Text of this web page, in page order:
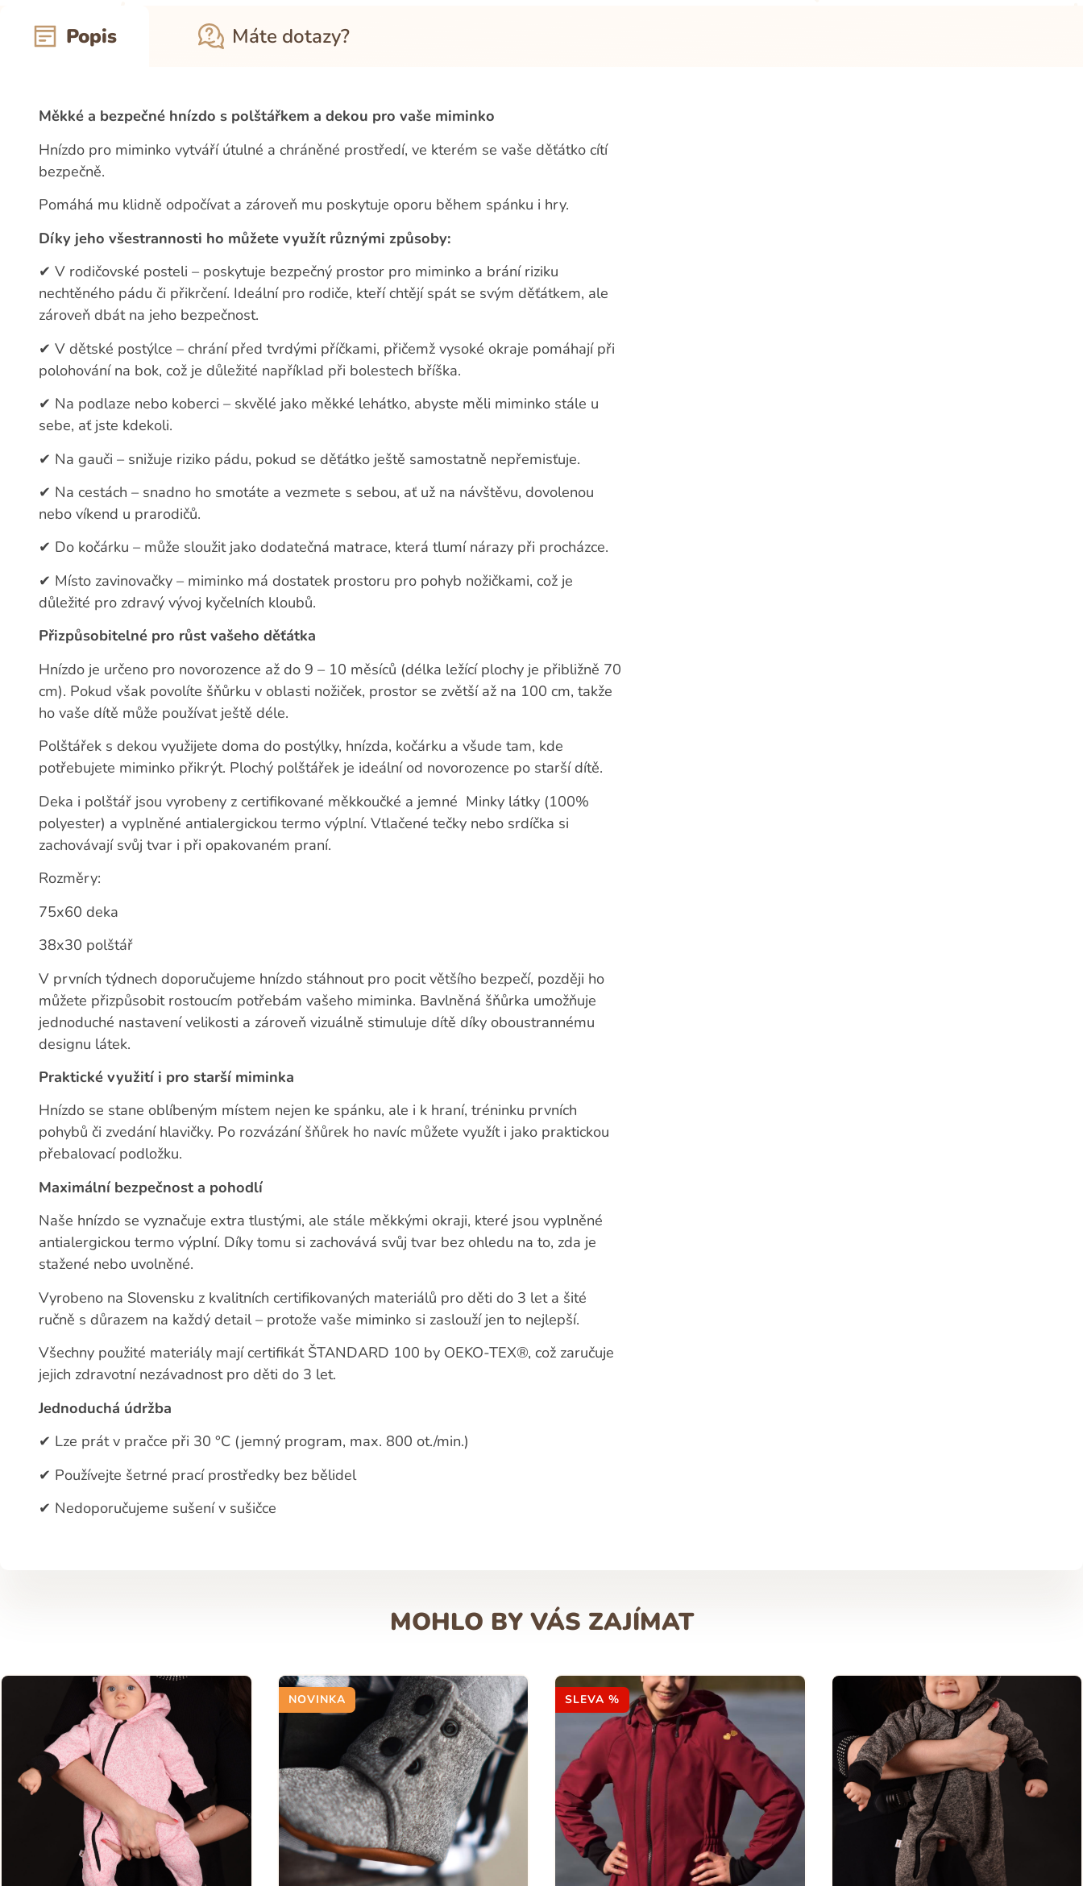
Popis Máte dotazy?
Měkké a bezpečné hnízdo s polštářkem a dekou pro vaše miminko
Hnízdo pro miminko vytváří útulné a chráněné prostředí, ve kterém se vaše děťátko cítí
bezpečně.
Pomáhá mu klidně odpočívat a zároveň mu poskytuje oporu během spánku i hry.
Díky jeho všestrannosti ho můžete využít různými způsoby:
✔ V rodičovské posteli – poskytuje bezpečný prostor pro miminko a brání riziku
nechtěného pádu či přikrčení. Ideální pro rodiče, kteří chtějí spát se svým děťátkem, ale
zároveň dbát na jeho bezpečnost.
✔ V dětské postýlce – chrání před tvrdými příčkami, přičemž vysoké okraje pomáhají při
polohování na bok, což je důležité například při bolestech bříška.
✔ Na podlaze nebo koberci – skvělé jako měkké lehátko, abyste měli miminko stále u
sebe, ať jste kdekoli.
✔ Na gauči – snižuje riziko pádu, pokud se děťátko ještě samostatně nepřemisťuje.
✔ Na cestách – snadno ho smotáte a vezmete s sebou, ať už na návštěvu, dovolenou
nebo víkend u prarodičů.
✔ Do kočárku – může sloužit jako dodatečná matrace, která tlumí nárazy při procházce.
✔ Místo zavinovačky – miminko má dostatek prostoru pro pohyb nožičkami, což je
důležité pro zdravý vývoj kyčelních kloubů.
Přizpůsobitelné pro růst vašeho děťátka
Hnízdo je určeno pro novorozence až do 9 – 10 měsíců (délka ležící plochy je přibližně 70
cm). Pokud však povolíte šňůrku v oblasti nožiček, prostor se zvětší až na 100 cm, takže
ho vaše dítě může používat ještě déle.
Polštářek s dekou využijete doma do postýlky, hnízda, kočárku a všude tam, kde
potřebujete miminko přikrýt. Plochý polštářek je ideální od novorozence po starší dítě.
Deka i polštář jsou vyrobeny z certifikované měkkoučké a jemné Minky látky (100%
polyester) a vyplněné antialergickou termo výplní. Vtlačené tečky nebo srdíčka si
zachovávají svůj tvar i při opakovaném praní.
Rozměry:
75x60 deka
38x30 polštář
V prvních týdnech doporučujeme hnízdo stáhnout pro pocit většího bezpečí, později ho
můžete přizpůsobit rostoucím potřebám vašeho miminka. Bavlněná šňůrka umožňuje
jednoduché nastavení velikosti a zároveň vizuálně stimuluje dítě díky oboustrannému
designu látek.
Praktické využití i pro starší miminka
Hnízdo se stane oblíbeným místem nejen ke spánku, ale i k hraní, tréninku prvních
pohybů či zvedání hlavičky. Po rozvázání šňůrek ho navíc můžete využít i jako praktickou
přebalovací podložku.
Maximální bezpečnost a pohodlí
Naše hnízdo se vyznačuje extra tlustými, ale stále měkkými okraji, které jsou vyplněné
antialergickou termo výplní. Díky tomu si zachovává svůj tvar bez ohledu na to, zda je
stažené nebo uvolněné.
Vyrobeno na Slovensku z kvalitních certifikovaných materiálů pro děti do 3 let a šité
ručně s důrazem na každý detail – protože vaše miminko si zaslouží jen to nejlepší.
Všechny použité materiály mají certifikát ŠTANDARD 100 by OEKO-TEX®, což zaručuje
jejich zdravotní nezávadnost pro děti do 3 let.
Jednoduchá údržba
✔ Lze prát v pračce při 30 °C (jemný program, max. 800 ot./min.)
✔ Používejte šetrné prací prostředky bez bělidel
✔ Nedoporučujeme sušení v sušičce
MOHLO BY VÁS ZAJÍMAT
NOVINKA SLEVA %